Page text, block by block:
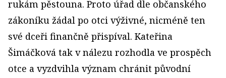
rukám pěstouna. Proto úřad dle občanského
zákoníku žádal po otci výživné, nicméně ten
své dceři finančně přispíval. Kateřina
Šimáčková tak v nálezu rozhodla ve prospěch
otce a vyzdvihla význam chránit původní